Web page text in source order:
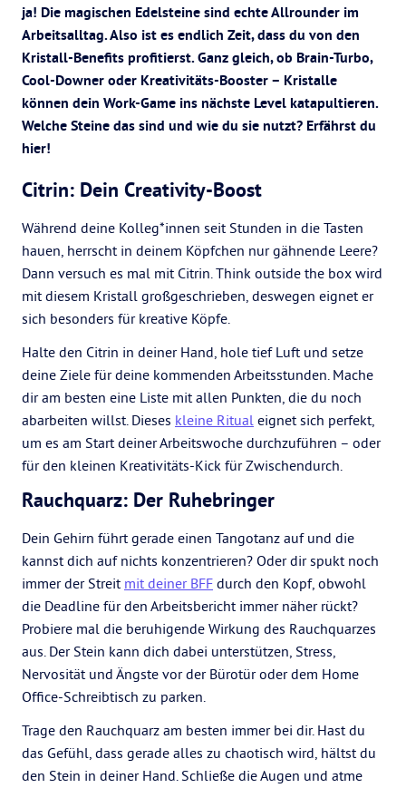
ja! Die magischen Edelsteine sind echte Allrounder im
Arbeitsalltag. Also ist es endlich Zeit, dass du von den
Kristall-Benefits profitierst. Ganz gleich, ob Brain-Turbo,
Cool-Downer oder Kreativitäts-Booster – Kristalle
können dein Work-Game ins nächste Level katapultieren.
Welche Steine das sind und wie du sie nutzt? Erfährst du
hier!
Citrin: Dein Creativity-Boost
Während deine Kolleg*innen seit Stunden in die Tasten
hauen, herrscht in deinem Köpfchen nur gähnende Leere?
Dann versuch es mal mit Citrin. Think outside the box wird
mit diesem Kristall großgeschrieben, deswegen eignet er
sich besonders für kreative Köpfe.
Halte den Citrin in deiner Hand, hole tief Luft und setze
deine Ziele für deine kommenden Arbeitsstunden. Mache
dir am besten eine Liste mit allen Punkten, die du noch
abarbeiten willst. Dieses kleine Ritual eignet sich perfekt,
um es am Start deiner Arbeitswoche durchzuführen – oder
für den kleinen Kreativitäts-Kick für Zwischendurch.
Rauchquarz: Der Ruhebringer
Dein Gehirn führt gerade einen Tangotanz auf und die
kannst dich auf nichts konzentrieren? Oder dir spukt noch
immer der Streit mit deiner BFF durch den Kopf, obwohl
die Deadline für den Arbeitsbericht immer näher rückt?
Probiere mal die beruhigende Wirkung des Rauchquarzes
aus. Der Stein kann dich dabei unterstützen, Stress,
Nervosität und Ängste vor der Bürotür oder dem Home
Office-Schreibtisch zu parken.
Trage den Rauchquarz am besten immer bei dir. Hast du
das Gefühl, dass gerade alles zu chaotisch wird, hältst du
den Stein in deiner Hand. Schließe die Augen und atme